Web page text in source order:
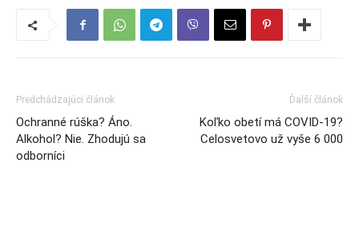
Predchádzajúci článok
Ochranné rúška? Áno.
Alkohol? Nie. Zhodujú sa
odborníci
Ďalší článok
Koľko obetí má COVID-19?
Celosvetovo už vyše 6 000